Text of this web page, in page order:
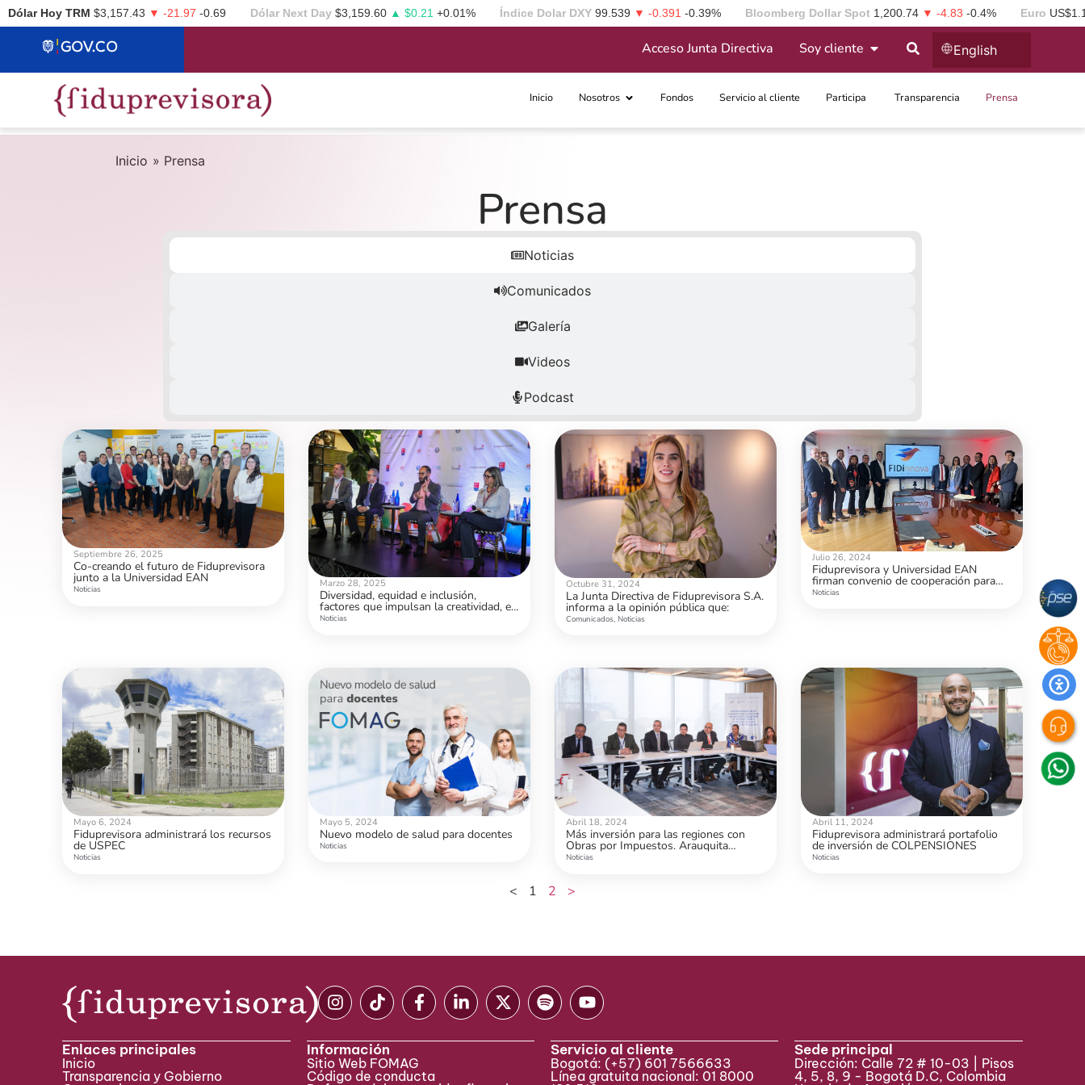
Dólar Hoy TRM $3,157.43 ▼ -21.97 -0.69 Dólar Next Day $3,159.60 ▲ $0.21 +0.01% Índice Dolar DXY 99.539 ▼ -0.391 -0.39% Bloomberg Dollar Spot 1,200.74 ▼ -4.83 -0.4% Euro
Acceso Junta Directiva Soy cliente English
Inicio Nosotros Fondos Servicio al cliente Participa ​ Transparencia Prensa
Inicio » Prensa
Prensa
Noticias
Comunicados
Galería
Videos
Podcast
Septiembre 26, 2025
Co-creando el futuro de Fiduprevisora
junto a la Universidad EAN
Noticias Marzo 28, 2025
Diversidad, equidad e inclusión,
factores que impulsan la creatividad, el
desarrollo y la innovación
Noticias
Octubre 31, 2024
La Junta Directiva de Fiduprevisora S.A.
informa a la opinión pública que:
Comunicados, Noticias
Julio 26, 2024
Fiduprevisora y Universidad EAN
firman convenio de cooperación para
desarrollo e innovación en el sector
Noticias
Mayo 6, 2024
Fiduprevisora administrará los recursos
de USPEC
Noticias
Mayo 5, 2024
Nuevo modelo de salud para docentes
Noticias
Abril 18, 2024
Más inversión para las regiones con
Obras por Impuestos. Arauquita
recibirá proyecto para beneficiar a 21
Noticias
Abril 11, 2024
Fiduprevisora administrará portafolio
de inversión de COLPENSIONES
Noticias
< 1 2 >
Enlaces principales
Inicio
Transparencia y Gobierno
Información
Sitio Web FOMAG
Código de conducta
Servicio al cliente
Bogotá: (+57) 601 7566633
Línea gratuita nacional: 01 8000
Sede principal
Dirección: Calle 72 # 10-03 | Pisos
4, 5, 8, 9 - Bogotá D.C, Colombia